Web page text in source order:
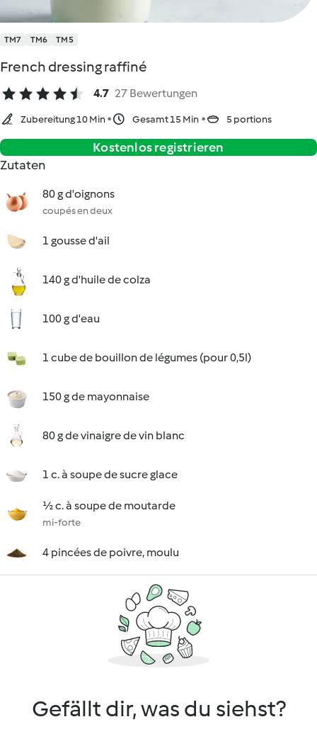
TM7 TM6 TM5
French dressing raffiné
4.7 27 Bewertungen
Zubereitung 10 Min Gesamt 15 Min 5 portions
Kostenlos registrieren
Zutaten
80 g d'oignons
coupés en deux
1 gousse d'ail
140 g d'huile de colza
100 g d'eau
1 cube de bouillon de légumes (pour 0,5l)
150 g de mayonnaise
80 g de vinaigre de vin blanc
1 c. à soupe de sucre glace
½ c. à soupe de moutarde
mi-forte
4 pincées de poivre, moulu
Gefällt dir, was du siehst?